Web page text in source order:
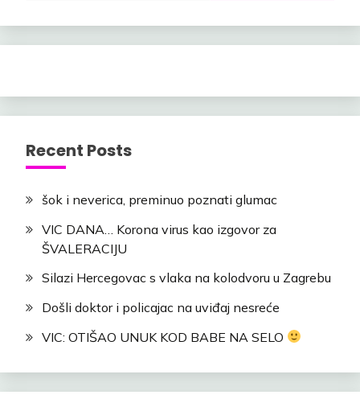
Recent Posts
šok i neverica, preminuo poznati glumac
VIC DANA… Korona virus kao izgovor za
ŠVALERACIJU
Silazi Hercegovac s vlaka na kolodvoru u Zagrebu
Došli doktor i policajac na uviđaj nesreće
VIC: OTIŠAO UNUK KOD BABE NA SELO